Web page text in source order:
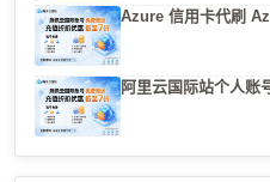
Azure 信用卡代刷
阿里云国际站个人账